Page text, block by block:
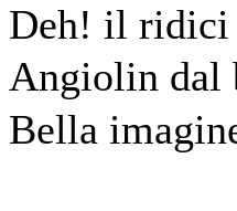
Deh! il ridici
Angiolin dal
Bella